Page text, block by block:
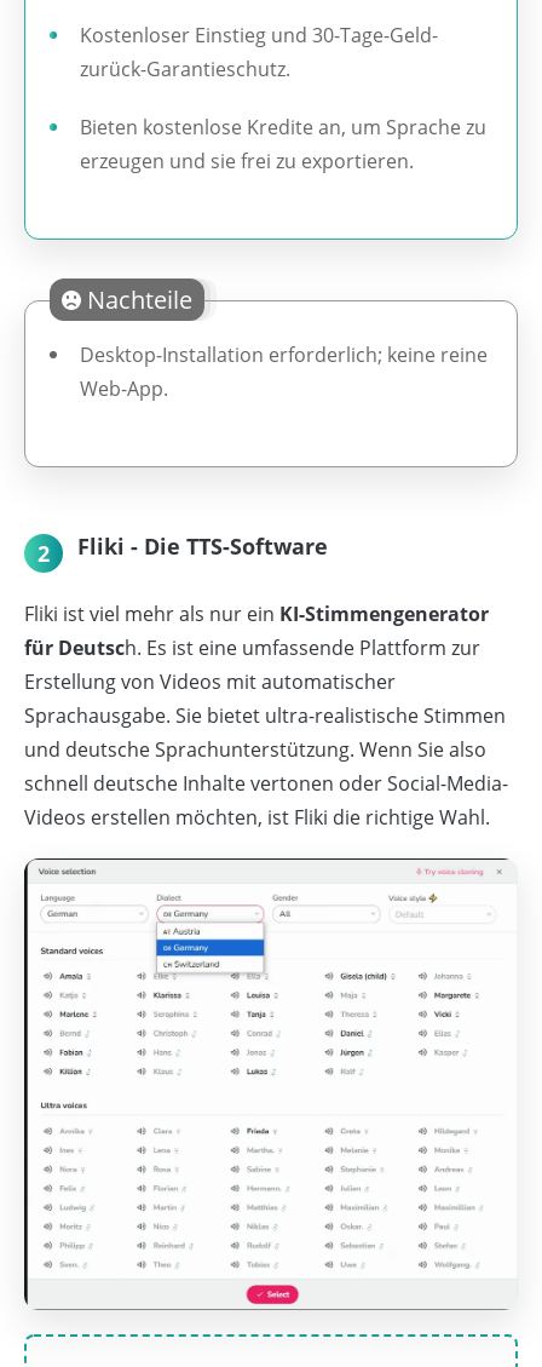
Kostenloser Einstieg und 30-Tage-Geld-
zurück-Garantieschutz.
Bieten kostenlose Kredite an, um Sprache zu
erzeugen und sie frei zu exportieren.
Nachteile
Desktop-Installation erforderlich; keine reine
Web-App.
2 Fliki - Die TTS-Software
Fliki ist viel mehr als nur ein KI-Stimmengenerator
für Deutsch. Es ist eine umfassende Plattform zur
Erstellung von Videos mit automatischer
Sprachausgabe. Sie bietet ultra-realistische Stimmen
und deutsche Sprachunterstützung. Wenn Sie also
schnell deutsche Inhalte vertonen oder Social-Media-
Videos erstellen möchten, ist Fliki die richtige Wahl.